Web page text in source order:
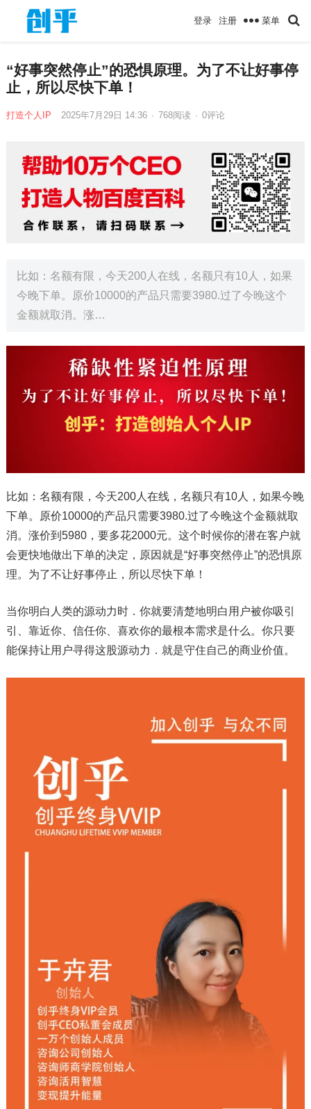
登录 注册 菜单
“好事突然停止”的恐惧原理。为了不让好事停
止，所以尽快下单！
打造个人IP 2025年7月29日 14:36 · 768阅读 · 0评论
比如：名额有限，今天200人在线，名额只有10人，如果
今晚下单。原价10000的产品只需要3980.过了今晚这个
金额就取消。涨…
比如：名额有限，今天200人在线，名额只有10人，如果今晚
下单。原价10000的产品只需要3980.过了今晚这个金额就取
消。涨价到5980，要多花2000元。这个时候你的潜在客户就
会更快地做出下单的决定，原因就是“好事突然停止”的恐惧原
理。为了不让好事停止，所以尽快下单！
当你明白人类的源动力时．你就要清楚地明白用户被你吸引
引、靠近你、信任你、喜欢你的最根本需求是什么。你只要
能保持让用户寻得这股源动力．就是守住自己的商业价值。